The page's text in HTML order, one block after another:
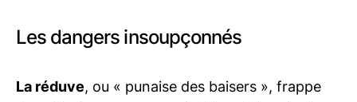
Les dangers insoupçonnés
La réduve, ou « punaise des baisers », frappe